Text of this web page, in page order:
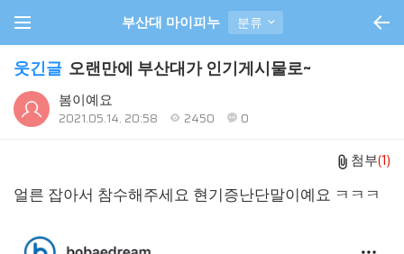
부산대 마이피누 분류
웃긴글 오랜만에 부산대가 인기게시물로~
봄이예요
2021.05.14. 20:58 2450 0
첨부(1)
얼른 잡아서 참수해주세요 현기증난단말이예요 ㅋㅋㅋ